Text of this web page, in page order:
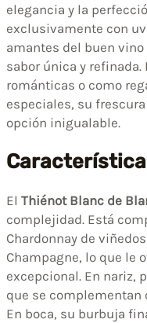
elegancia y la
exclusivamente con
amantes del buen
sabor única y
románticas o como
especiales, su
opción inigualable.
El Thiénot Blanc de
complejidad. Está
Chardonnay de
Champagne, lo que le
excepcional. En nariz,
que se complementan
En boca, su burbuja